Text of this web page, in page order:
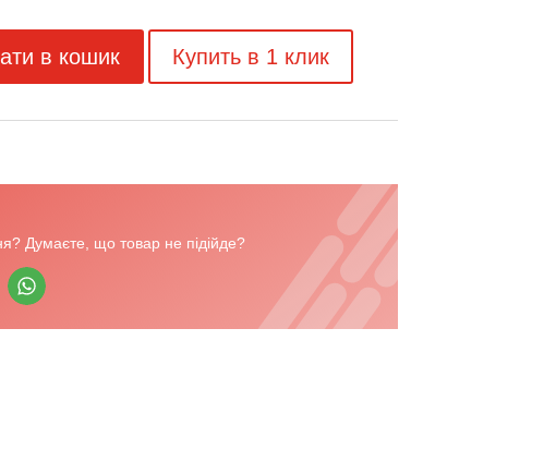
в кошик Купить в 1 клик
Думаєте, що товар не підійде?